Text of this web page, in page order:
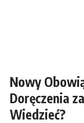
Nowy
Doręczenia
Wiedzieć?